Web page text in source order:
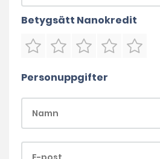
Betygsätt Nanokredit
Personuppgifter